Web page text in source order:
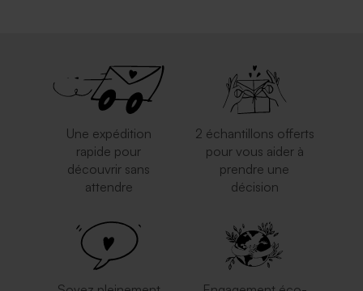
Une expédition
rapide pour
découvrir sans
attendre
2 échantillons offerts
pour vous aider à
prendre une
décision